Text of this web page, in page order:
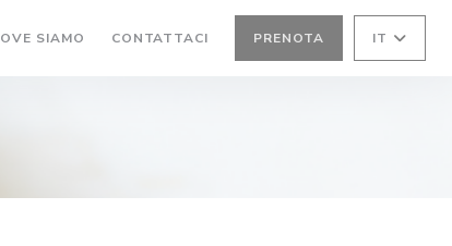
SIAMO CONTATTACI PRENOTA IT